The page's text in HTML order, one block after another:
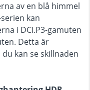
av en blå himmel
kan
i DCI.P3-gamuten
Detta är
kan se skillnaden